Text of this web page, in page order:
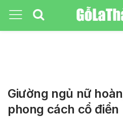
Giường ngủ nữ
phong cách cổ điển